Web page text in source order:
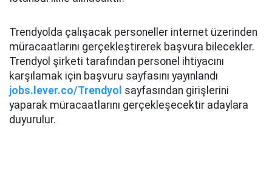
Trendyolda çalışacak personeller internet üzerinden
müracaatlarını gerçekleştirerek başvura bilecekler.
Trendyol şirketi tarafından personel ihtiyacını
karşılamak için başvuru sayfasını yayınlandı
jobs.lever.co/Trendyol sayfasından girişlerini
yaparak müracaatlarını gerçekleşecektir adaylara
duyurulur.